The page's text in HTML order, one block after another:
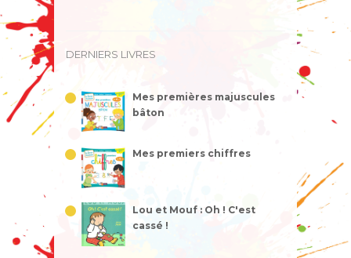
DERNIERS LIVRES
Mes premières majuscules
bâton
Mes premiers chiffres
Lou et Mouf : Oh ! C'est
cassé !